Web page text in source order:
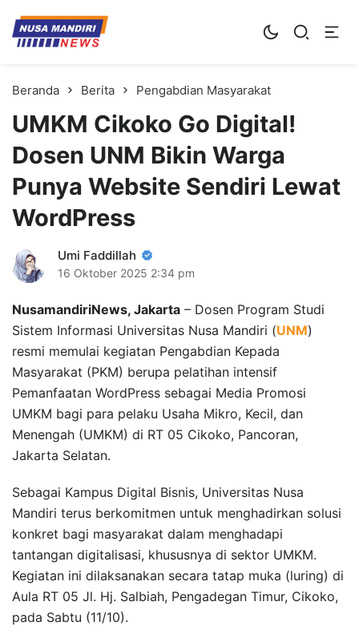
Kampus Digital Bisnis
Universitas Nusa Mandiri
Beranda Berita Pengabdian Masyarakat
UMKM Cikoko Go Digital!
Dosen UNM Bikin Warga
Punya Website Sendiri Lewat
WordPress
Umi Faddillah
16 Oktober 2025 2:34 pm
NusamandiriNews, Jakarta – Dosen Program Studi
Sistem Informasi Universitas Nusa Mandiri (UNM)
resmi memulai kegiatan Pengabdian Kepada
Masyarakat (PKM) berupa pelatihan intensif
Pemanfaatan WordPress sebagai Media Promosi
UMKM bagi para pelaku Usaha Mikro, Kecil, dan
Menengah (UMKM) di RT 05 Cikoko, Pancoran,
Jakarta Selatan.
Sebagai Kampus Digital Bisnis, Universitas Nusa
Mandiri terus berkomitmen untuk menghadirkan solusi
konkret bagi masyarakat dalam menghadapi
tantangan digitalisasi, khususnya di sektor UMKM.
Kegiatan ini dilaksanakan secara tatap muka (luring) di
Aula RT 05 Jl. Hj. Salbiah, Pengadegan Timur, Cikoko,
pada Sabtu (11/10).